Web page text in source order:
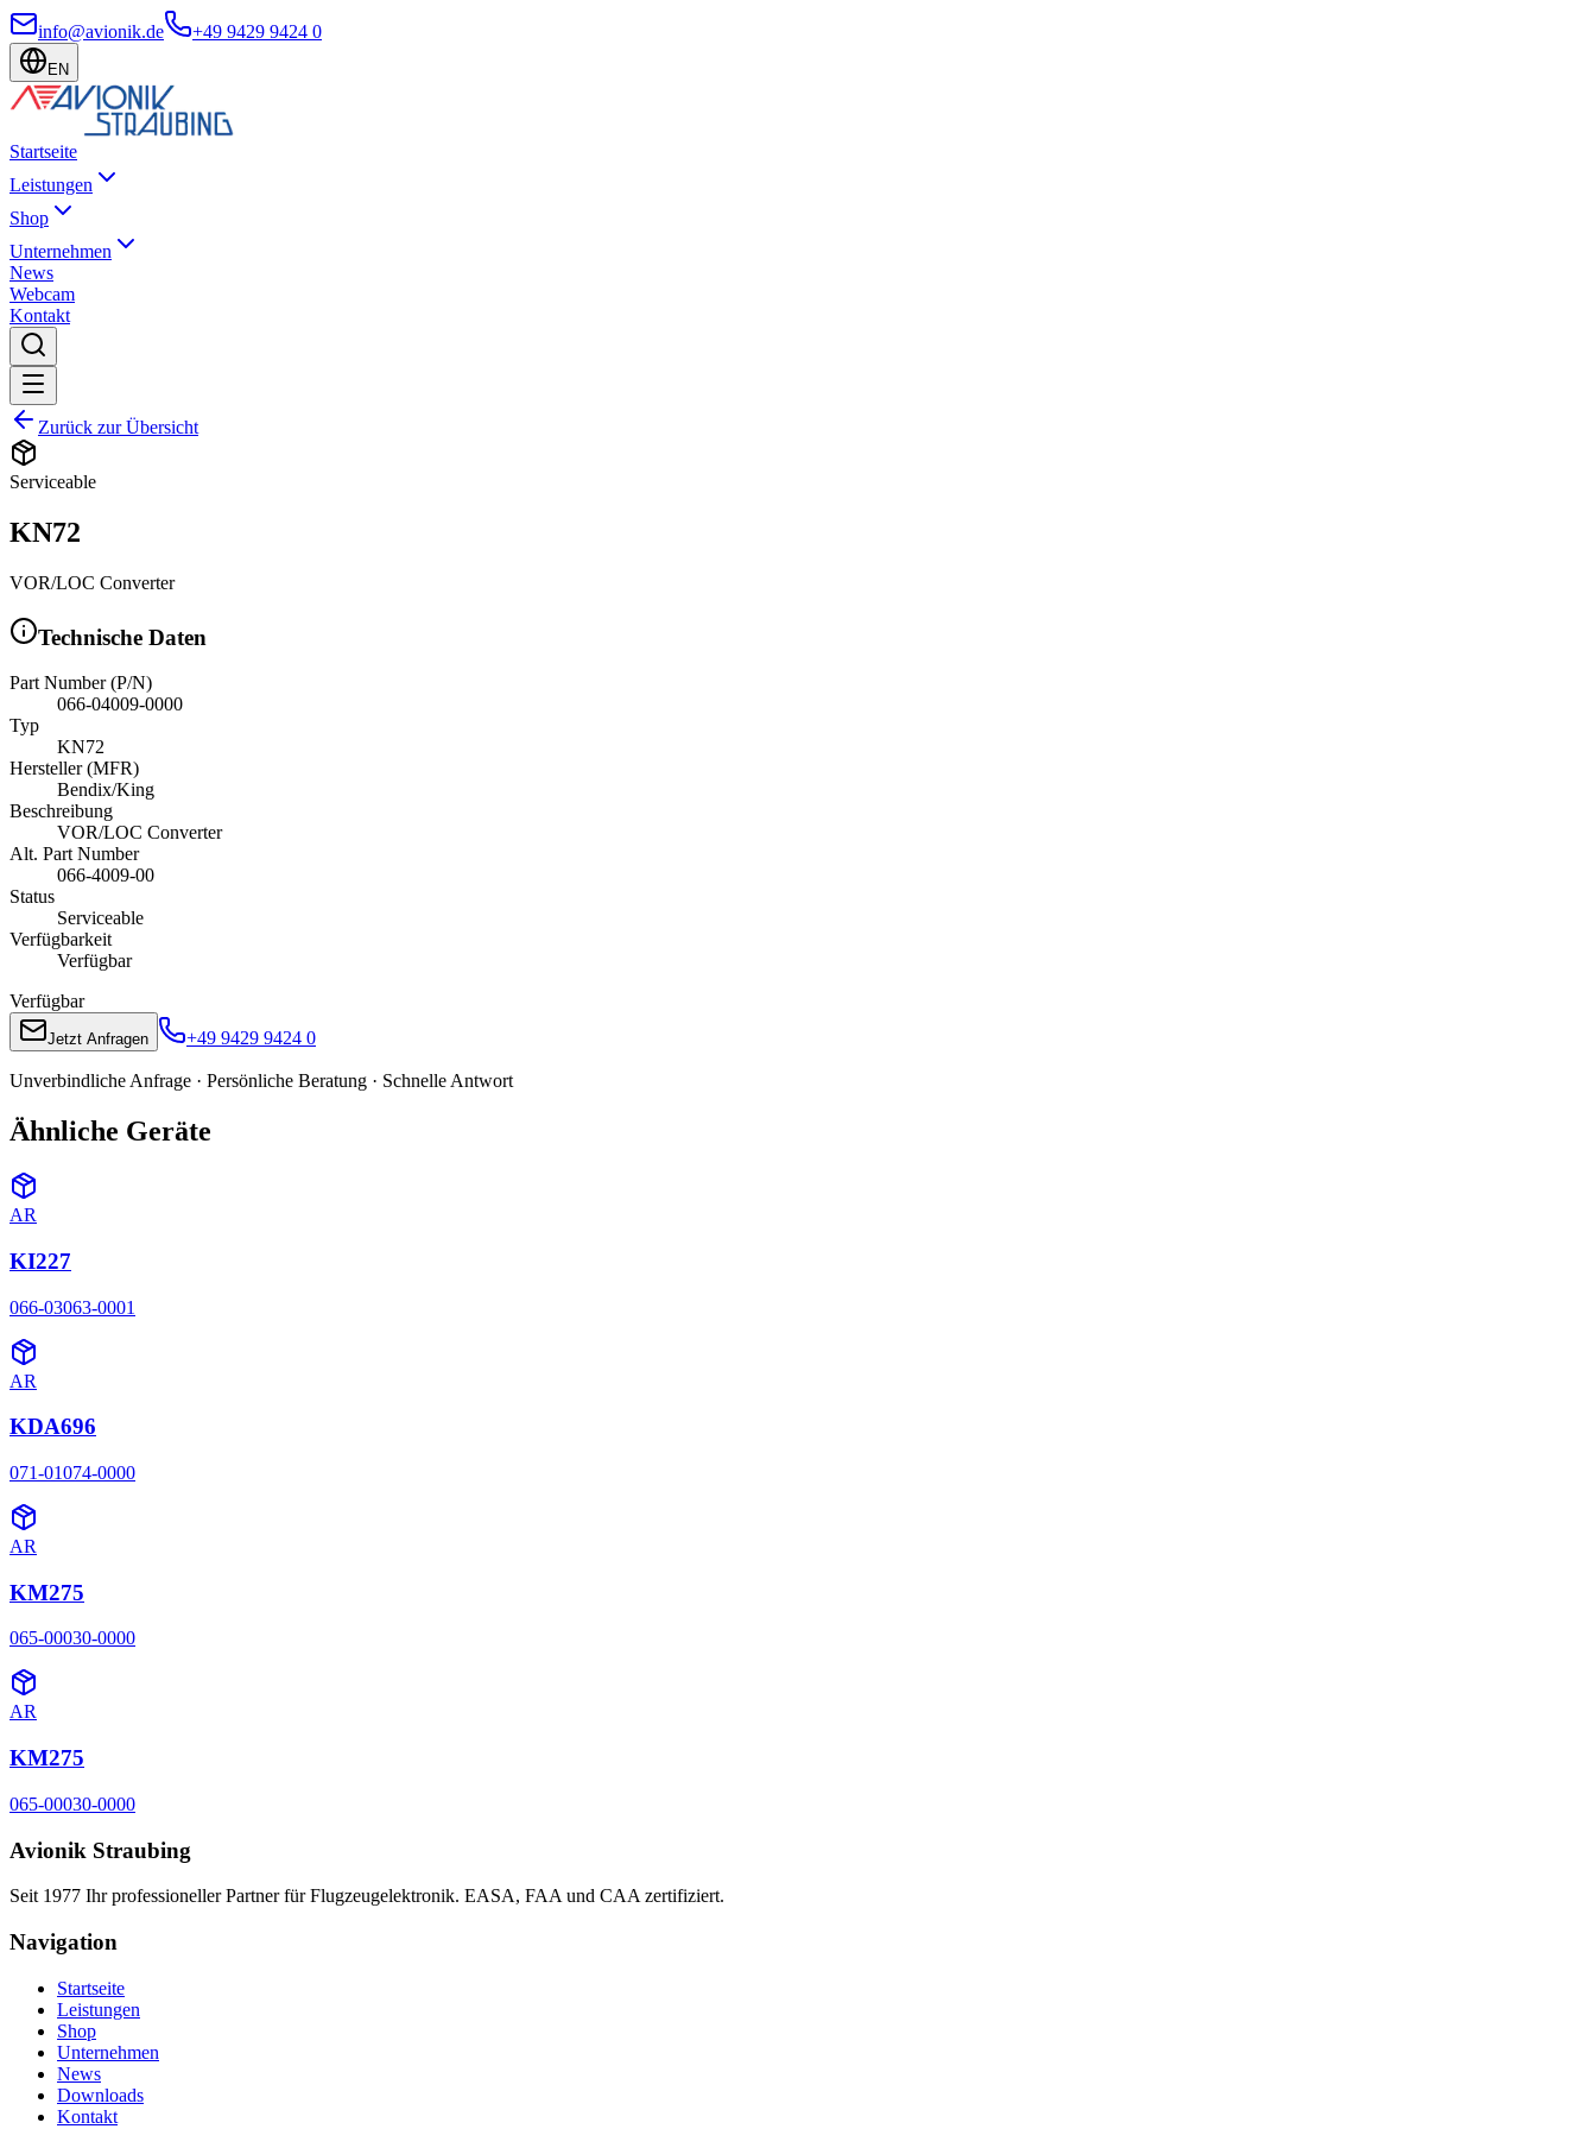
info@avionik.de +49 9429 9424 0
EN
Startseite
Leistungen
Shop
Unternehmen
News
Webcam
Kontakt
Zurück zur Übersicht
Serviceable
KN72
VOR/LOC Converter
Technische Daten
Part Number (P/N)
066-04009-0000
Typ
KN72
Hersteller (MFR)
Bendix/King
Beschreibung
VOR/LOC Converter
Alt. Part Number
066-4009-00
Status
Serviceable
Verfügbarkeit
Verfügbar
Verfügbar
Jetzt Anfragen +49 9429 9424 0
Unverbindliche Anfrage · Persönliche Beratung · Schnelle Antwort
Ähnliche Geräte
AR
KI227
066-03063-0001
AR
KDA696
071-01074-0000
AR
KM275
065-00030-0000
AR
KM275
065-00030-0000
Avionik Straubing
Seit 1977 Ihr professioneller Partner für Flugzeugelektronik. EASA, FAA und CAA zertifiziert.
Navigation
Startseite
Leistungen
Shop
Unternehmen
News
Downloads
Kontakt